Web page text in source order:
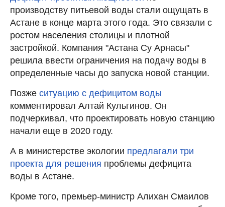
производству питьевой воды стали ощущать в
Астане в конце марта этого года. Это связали с
ростом населения столицы и плотной
застройкой. Компания "Астана Су Арнасы"
решила ввести ограничения на подачу воды в
определенные часы до запуска новой станции.
Позже ситуацию с дефицитом воды
комментировал Алтай Кульгинов. Он
подчеркивал, что проектировать новую станцию
начали еще в 2020 году.
А в министерстве экологии предлагали три
проекта для решения проблемы дефицита
воды в Астане.
Кроме того, премьер-министр Алихан Смаилов